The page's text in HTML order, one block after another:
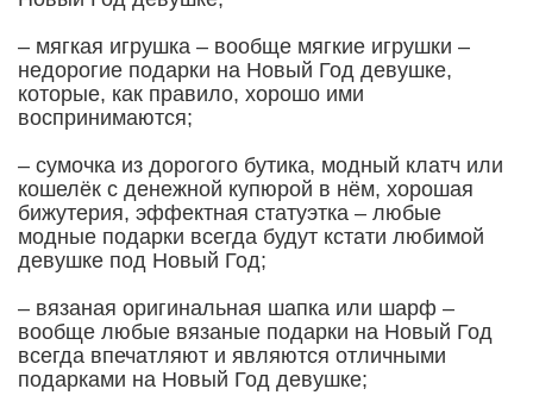
– мягкая игрушка – вообще мягкие игрушки –
недорогие подарки на Новый Год девушке,
которые, как правило, хорошо ими
воспринимаются;
– сумочка из дорогого бутика, модный клатч или
кошелёк с денежной купюрой в нём, хорошая
бижутерия, эффектная статуэтка – любые
модные подарки всегда будут кстати любимой
девушке под Новый Год;
– вязаная оригинальная шапка или шарф –
вообще любые вязаные подарки на Новый Год
всегда впечатляют и являются отличными
подарками на Новый Год девушке;